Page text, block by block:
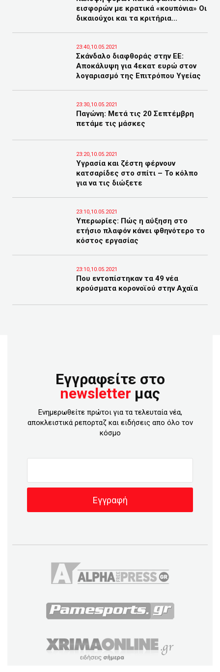
εισφορών με κρατικά «κουπόνια» Οι
δικαιούχοι και τα κριτήρια...
23:40,10.05.2021
Σκάνδαλο διαφθοράς στην ΕΕ:
Αποκάλυψη για 4εκατ ευρώ στον
λογαριασμό της Επιτρόπου Υγείας
23:30,10.05.2021
Παγώνη: Μετά τις 20 Σεπτέμβρη
πετάμε τις μάσκες
23:20,10.05.2021
Υγρασία και ζέστη φέρνουν
κατσαρίδες στο σπίτι – Το κόλπο
για να τις διώξετε
23:10,10.05.2021
Υπερωρίες: Πώς η αύξηση στο
ετήσιο πλαφόν κάνει φθηνότερο το
κόστος εργασίας
23:10,10.05.2021
Που εντοπίστηκαν τα 49 νέα
κρούσματα κορονοϊού στην Αχαϊα
Εγγραφείτε στο
newsletter μας
Ενημερωθείτε πρώτοι για τα τελευταία νέα,
αποκλειστικά ρεπορταζ και ειδήσεις απο όλο τον
κόσμο